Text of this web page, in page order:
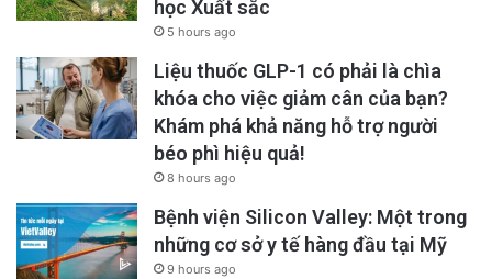
Các học sinh đã đe dọa rằng nếu những thay
đổi không xảy ra, học khu sẽ chứng kiến ​​nhiều
Đọc tin tiếng Anh tại đây.
học Xuất sắc
5 hours ago
Liệu thuốc GLP-1 có phải là chìa
khóa cho việc giảm cân của bạn?
Khám phá khả năng hỗ trợ người
béo phì hiệu quả!
8 hours ago
Bệnh viện Silicon Valley: Một trong
những cơ sở y tế hàng đầu tại Mỹ
9 hours ago